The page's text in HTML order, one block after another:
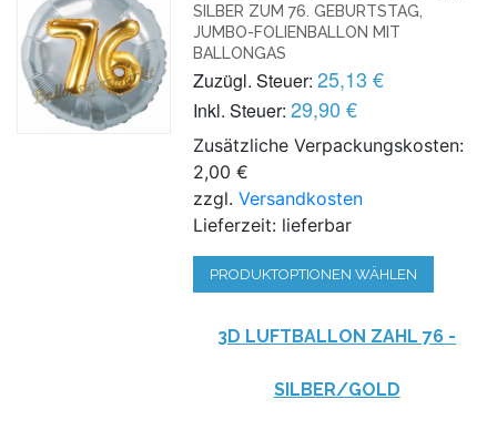
SILBER ZUM 76. GEBURTSTAG,
JUMBO-FOLIENBALLON MIT
BALLONGAS
Zuzügl. Steuer: 25,13 €
Inkl. Steuer: 29,90 €
Zusätzliche Verpackungskosten:
2,00 €
zzgl.Versandkosten
Lieferzeit: lieferbar
PRODUKTOPTIONEN WÄHLEN
3D LUFTBALLON ZAHL 76 -
SILBER/GOLD